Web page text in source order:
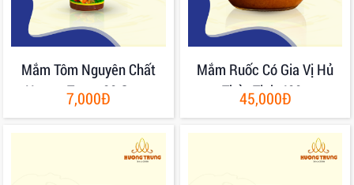
Mắm Tôm Nguyên Chất
Hương Trung 80 Gram
7,000Đ
Mắm Ruốc Có Gia Vị Hủ
Thủy Tinh 400g
45,000Đ